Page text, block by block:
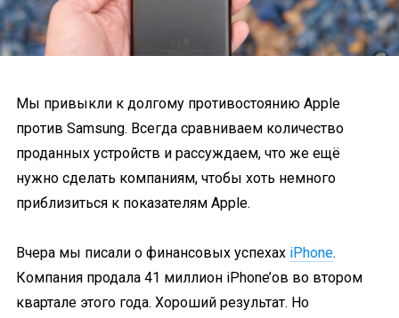
Мы привыкли к долгому противостоянию Apple
против Samsung. Всегда сравниваем количество
проданных устройств и рассуждаем, что же ещё
нужно сделать компаниям, чтобы хоть немного
приблизиться к показателям Apple.
Вчера мы писали о финансовых успехах iPhone.
Компания продала 41 миллион iPhone’ов во втором
квартале этого года. Хороший результат. Но